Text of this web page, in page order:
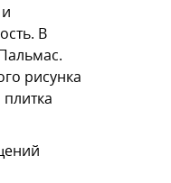
В
рисунка